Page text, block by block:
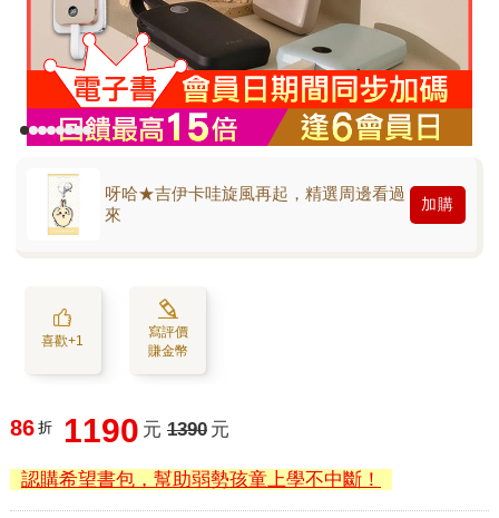
呀哈★吉伊卡哇旋風再起，精選周邊看過
來
加購
喜歡+1
寫評價
賺金幣
86 折 1190 元 1390 元
認購希望書包，幫助弱勢孩童上學不中斷！